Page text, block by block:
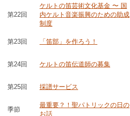
第22回
ケルトの笛芸術文化基金 〜 国
内ケルト音楽振興のための助成
制度
第23回 「笛部」を作ろう！
第24回 ケルトの笛伝道師の募集
第25回 採譜サービス
季節
最重要？！聖パトリックの日の
お話